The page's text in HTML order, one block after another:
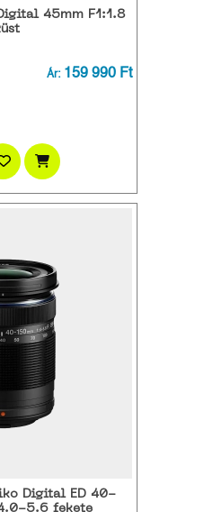
45mm F1:1.8
Ár: 159 990 Ft
Digital ED 40-
5.6 fekete